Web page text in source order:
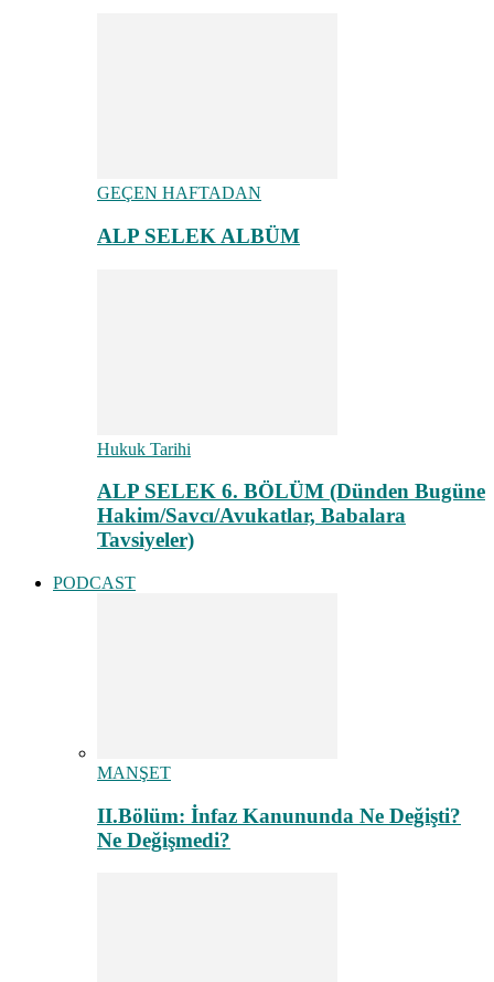
GEÇEN HAFTADAN
ALP SELEK ALBÜM
Hukuk Tarihi
ALP SELEK 6. BÖLÜM (Dünden Bugüne
Hakim/Savcı/Avukatlar, Babalara
Tavsiyeler)
PODCAST
MANŞET
II.Bölüm: İnfaz Kanununda Ne Değişti?
Ne Değişmedi?